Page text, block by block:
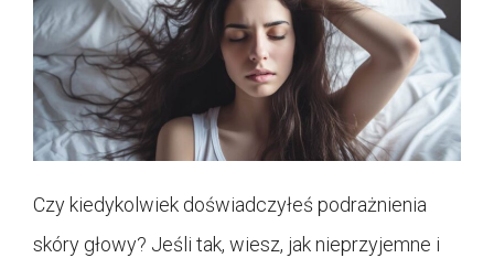
Czy kiedykolwiek doświadczyłeś podrażnienia
skóry głowy? Jeśli tak, wiesz, jak nieprzyjemne i